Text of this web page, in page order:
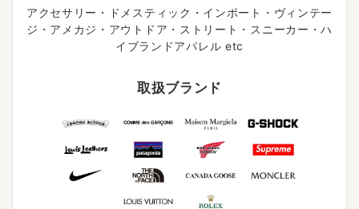
アクセサリー・ドメスティック・インポート・ヴィンテー
ジ・アメカジ・アウトドア・ストリート・スニーカー・ハ
イブランドアパレル etc
取扱ブランド